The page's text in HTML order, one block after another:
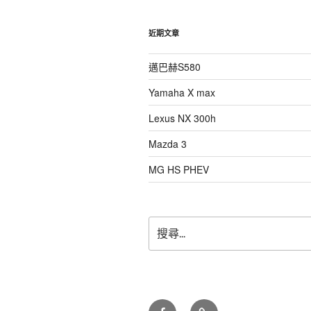
近期文章
邁巴赫S580
Yamaha X max
Lexus NX 300h
Mazda 3
MG HS PHEV
尋
關
facebookLINE